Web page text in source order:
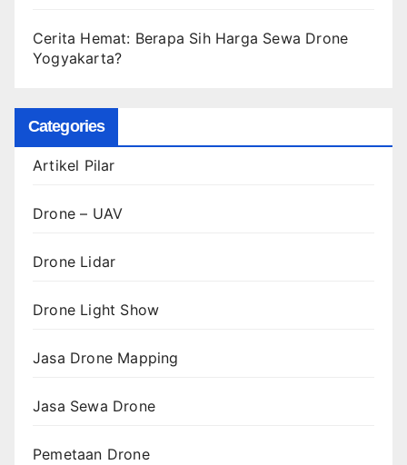
Cerita Hemat: Berapa Sih Harga Sewa Drone
Yogyakarta?
Categories
Artikel Pilar
Drone – UAV
Drone Lidar
Drone Light Show
Jasa Drone Mapping
Jasa Sewa Drone
Pemetaan Drone